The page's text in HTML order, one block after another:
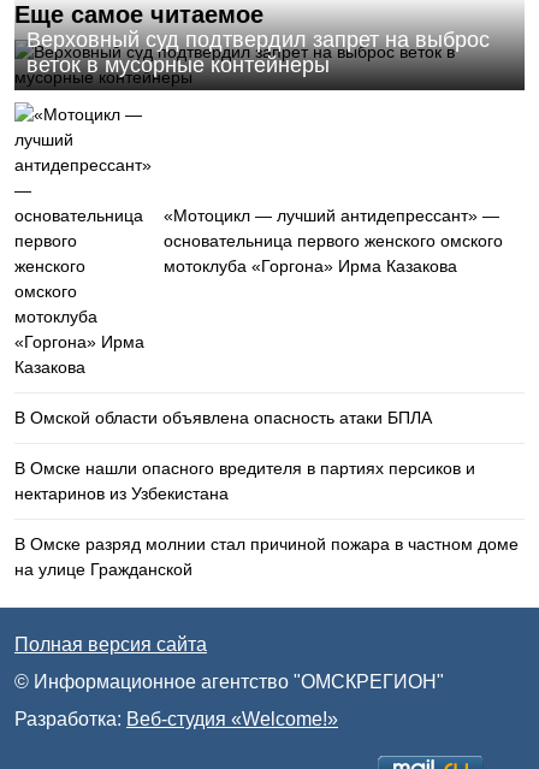
Еще самое читаемое
Верховный суд подтвердил запрет на выброс
веток в мусорные контейнеры
«Мотоцикл — лучший антидепрессант» —
основательница первого женского омского
мотоклуба «Горгона» Ирма Казакова
В Омской области объявлена опасность атаки БПЛА
В Омске нашли опасного вредителя в партиях персиков и
нектаринов из Узбекистана
В Омске разряд молнии стал причиной пожара в частном доме
на улице Гражданской
Полная версия сайта
© Информационное агентство "ОМСКРЕГИОН"
Разработка: Веб-студия «Welcome!»